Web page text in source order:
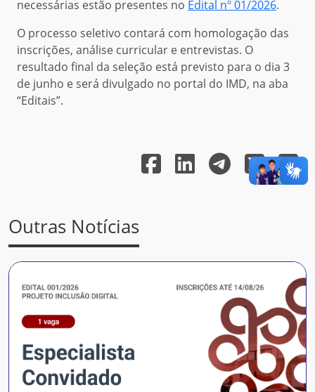
necessárias estão presentes no Edital nº 01/2026.
O processo seletivo contará com homologação das
inscrições, análise curricular e entrevistas. O
resultado final da seleção está previsto para o dia 3
de junho e será divulgado no portal do IMD, na aba
“Editais”.
Outras Notícias